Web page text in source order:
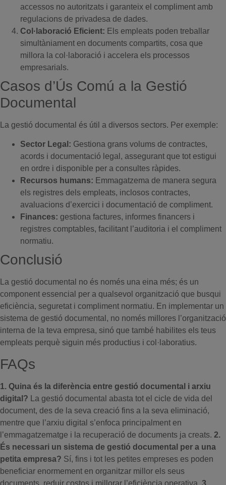
accessos no autoritzats i garanteix el compliment amb
regulacions de privadesa de dades.
Col·laboració Eficient: Els empleats poden treballar
simultàniament en documents compartits, cosa que
millora la col·laboració i accelera els processos
empresarials.
Casos d’Ús Comú a la Gestió
Documental
La gestió documental és útil a diversos sectors. Per exemple:
Sector Legal: Gestiona grans volums de contractes,
acords i documentació legal, assegurant que tot estigui
en ordre i disponible per a consultes ràpides.
Recursos humans: Emmagatzema de manera segura
els registres dels empleats, inclosos contractes,
avaluacions d’exercici i documentació de compliment.
Finances: gestiona factures, informes financers i
registres comptables, facilitant l’auditoria i el compliment
normatiu.
Conclusió
La gestió documental no és només una eina més; és un
component essencial per a qualsevol organització que busqui
eficiència, seguretat i compliment normatiu. En implementar un
sistema de gestió documental, no només millores l’organització
interna de la teva empresa, sinó que també habilites els teus
empleats perquè siguin més productius i col·laboratius.
FAQs
1. Quina és la diferència entre gestió documental i arxiu
digital? La gestió documental abasta tot el cicle de vida del
document, des de la seva creació fins a la seva eliminació,
mentre que l’arxiu digital s’enfoca principalment en
l’emmagatzematge i la recuperació de documents ja creats. 2.
És necessari un sistema de gestió documental per a una
petita empresa? Sí, fins i tot les petites empreses es poden
beneficiar enormement en organitzar millor els seus